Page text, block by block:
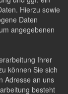
Hierzu sowie
Daten
angegebenen
Ihrer
können Sie sich
Adresse an uns
besteht